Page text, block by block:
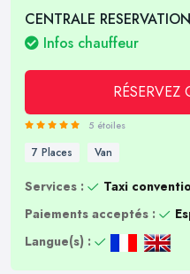
CENTRALE
Infos chauffeur
RÉSERVEZ
5 étoiles
7 Places Van
Services :
Taxi
Paiements acceptés :
Langue(s) :